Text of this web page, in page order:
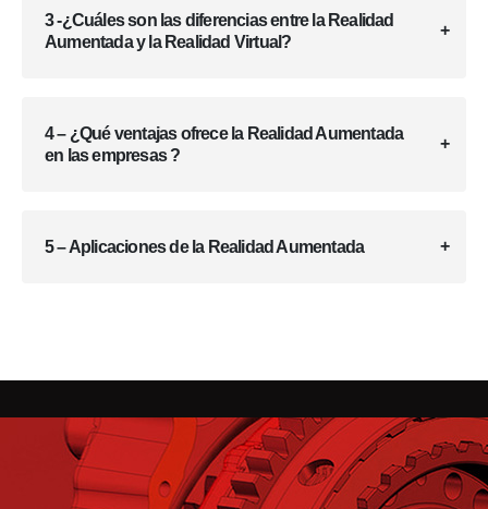
3 -¿Cuáles son las diferencias entre la Realidad
Aumentada y la Realidad Virtual?
4 – ¿Qué ventajas ofrece la Realidad Aumentada
en las empresas ?
5 – Aplicaciones de la Realidad Aumentada